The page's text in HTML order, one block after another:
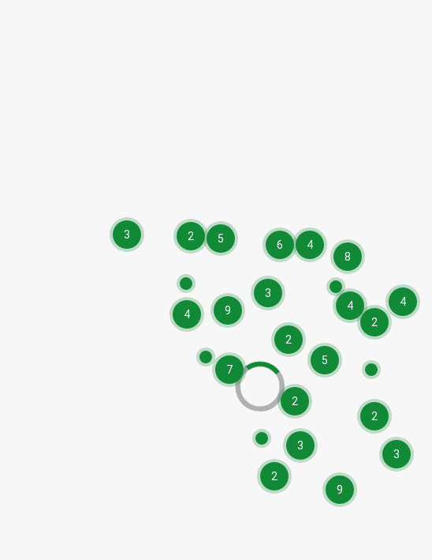
2
8
5
9
2
4
6 4
3
2
7
4
5
9
4
3
3
2
2
3
2